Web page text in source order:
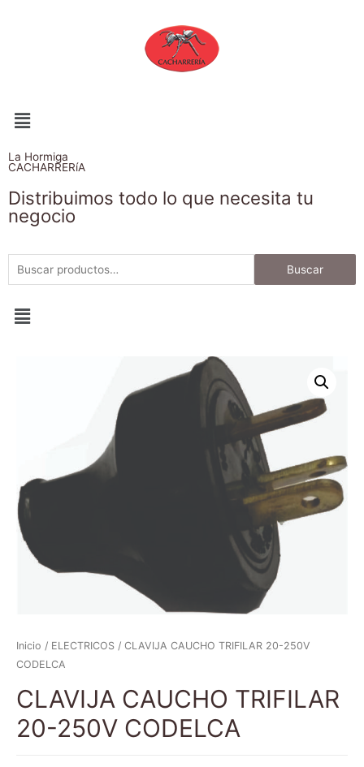
La Hormiga
CACHARRERíA
Distribuimos todo lo que necesita tu
negocio
Buscar
Inicio / ELECTRICOS / CLAVIJA CAUCHO TRIFILAR 20-250V
CODELCA
CLAVIJA CAUCHO TRIFILAR
20-250V CODELCA